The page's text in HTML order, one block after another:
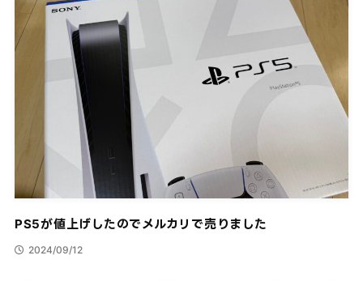
PS5が値上げしたのでメルカリで売りました
2024/09/12